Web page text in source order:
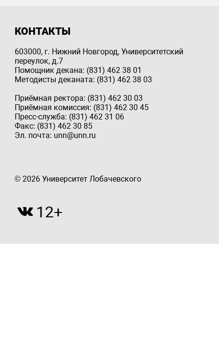
КОНТАКТЫ
603000, г. Нижний Новгород, Университетский
переулок, д.7
Помощник декана: (831) 462 38 01
Методисты деканата: (831) 462 38 03
Приёмная ректора: (831) 462 30 03
Приёмная комиссия: (831) 462 30 45
Пресс-служба: (831) 462 31 06
Факс: (831) 462 30 85
Эл. почта: unn@unn.ru
© 2026 Университет Лобачевского
12+